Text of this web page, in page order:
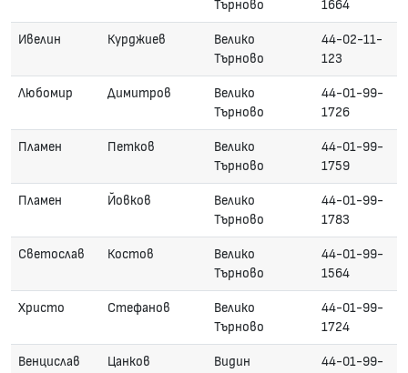
Търново 1664
Ивелин Курджиев
Велико
Търново
44-02-11-
123
Любомир Димитров
Велико
Търново
44-01-99-
1726
Пламен Петков
Велико
Търново
44-01-99-
1759
Пламен Йовков
Велико
Търново
44-01-99-
1783
Светослав Костов
Велико
Търново
44-01-99-
1564
Христо Стефанов
Велико
Търново
44-01-99-
1724
Венцислав Цанков Видин
44-01-99-